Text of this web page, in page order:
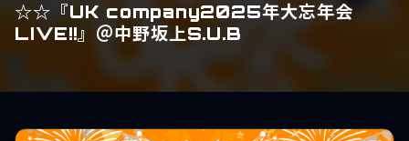
☆☆『UK company2025年大忘年会
LIVE!!』＠中野坂上S.U.B